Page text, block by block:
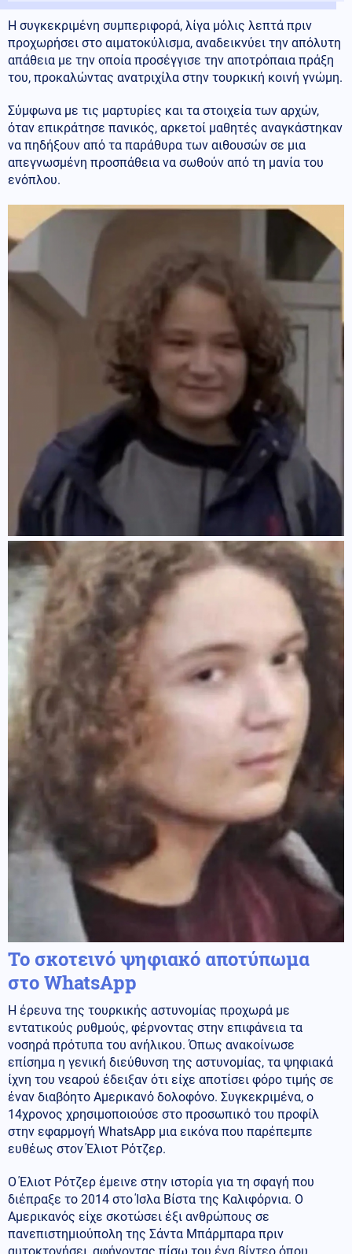
Η συγκεκριμένη συμπεριφορά, λίγα μόλις λεπτά πριν
προχωρήσει στο αιματοκύλισμα, αναδεικνύει την απόλυτη
απάθεια με την οποία προσέγγισε την αποτρόπαια πράξη
του, προκαλώντας ανατριχίλα στην τουρκική κοινή γνώμη.
Σύμφωνα με τις μαρτυρίες και τα στοιχεία των αρχών,
όταν επικράτησε πανικός, αρκετοί μαθητές αναγκάστηκαν
να πηδήξουν από τα παράθυρα των αιθουσών σε μια
απεγνωσμένη προσπάθεια να σωθούν από τη μανία του
ενόπλου.
Το σκοτεινό ψηφιακό αποτύπωμα
στο WhatsApp
Η έρευνα της τουρκικής αστυνομίας προχωρά με
εντατικούς ρυθμούς, φέρνοντας στην επιφάνεια τα
νοσηρά πρότυπα του ανήλικου. Όπως ανακοίνωσε
επίσημα η γενική διεύθυνση της αστυνομίας, τα ψηφιακά
ίχνη του νεαρού έδειξαν ότι είχε αποτίσει φόρο τιμής σε
έναν διαβόητο Αμερικανό δολοφόνο. Συγκεκριμένα, ο
14χρονος χρησιμοποιούσε στο προσωπικό του προφίλ
στην εφαρμογή WhatsApp μια εικόνα που παρέπεμπε
ευθέως στον Έλιοτ Ρότζερ.
Ο Έλιοτ Ρότζερ έμεινε στην ιστορία για τη σφαγή που
διέπραξε το 2014 στο Ίσλα Βίστα της Καλιφόρνια. Ο
Αμερικανός είχε σκοτώσει έξι ανθρώπους σε
πανεπιστημιούπολη της Σάντα Μπάρμπαρα πριν
αυτοκτονήσει, αφήνοντας πίσω του ένα βίντεο όπου